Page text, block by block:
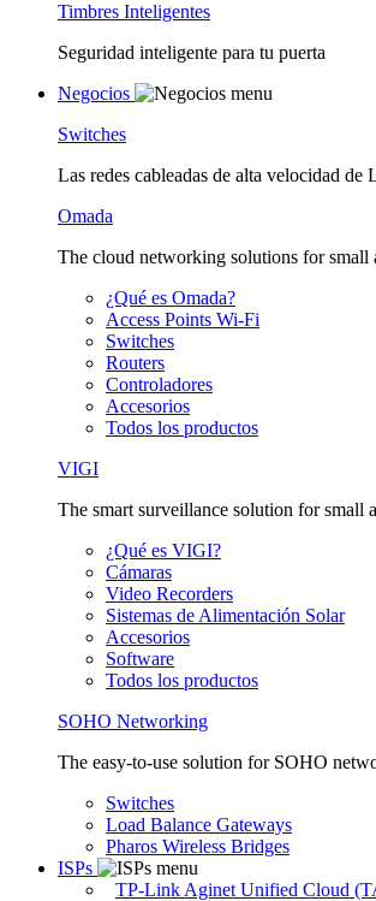
Timbres Inteligentes
Seguridad inteligente para tu puerta
Negocios
Switches
Las redes cableadas de alta velocidad de
Omada
The cloud networking solutions for small
¿Qué es Omada?
Access Points Wi-Fi
Switches
Routers
Controladores
Accesorios
Todos los productos
VIGI
The smart surveillance solution for small
¿Qué es VIGI?
Cámaras
Video Recorders
Sistemas de Alimentación Solar
Accesorios
Software
Todos los productos
SOHO Networking
The easy-to-use solution for SOHO
Switches
Load Balance Gateways
Pharos Wireless Bridges
ISPs
TP-Link Aginet Unified Cloud